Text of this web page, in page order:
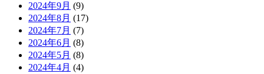
2024年9月 (9)
2024年8月 (17)
2024年7月 (7)
2024年6月 (8)
2024年5月 (8)
2024年4月 (4)